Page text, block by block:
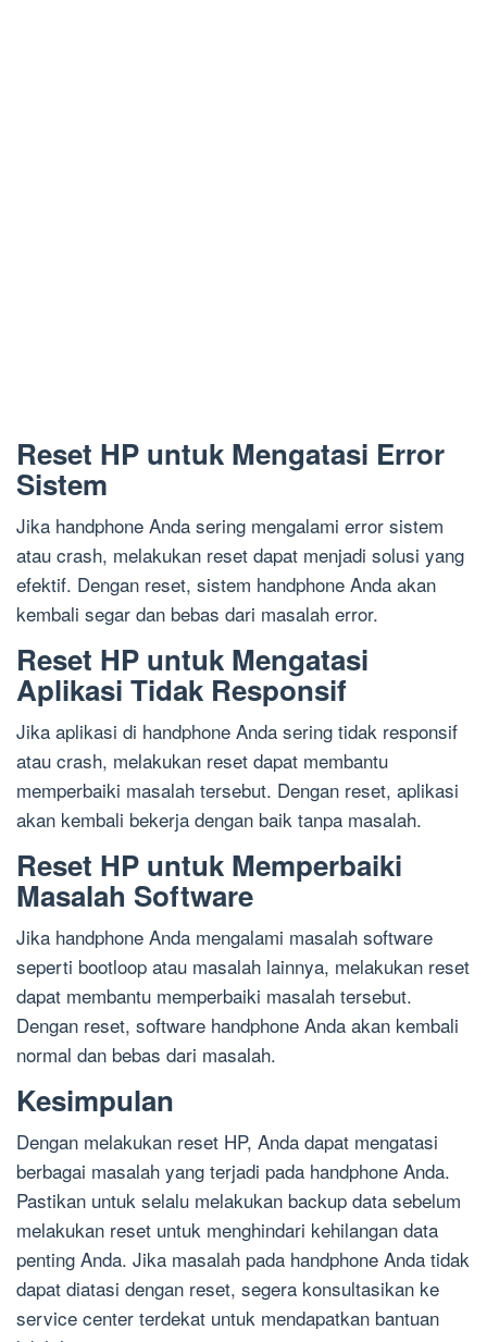
Reset HP untuk Mengatasi Error
Sistem
Jika handphone Anda sering mengalami error sistem
atau crash, melakukan reset dapat menjadi solusi yang
efektif. Dengan reset, sistem handphone Anda akan
kembali segar dan bebas dari masalah error.
Reset HP untuk Mengatasi
Aplikasi Tidak Responsif
Jika aplikasi di handphone Anda sering tidak responsif
atau crash, melakukan reset dapat membantu
memperbaiki masalah tersebut. Dengan reset, aplikasi
akan kembali bekerja dengan baik tanpa masalah.
Reset HP untuk Memperbaiki
Masalah Software
Jika handphone Anda mengalami masalah software
seperti bootloop atau masalah lainnya, melakukan reset
dapat membantu memperbaiki masalah tersebut.
Dengan reset, software handphone Anda akan kembali
normal dan bebas dari masalah.
Kesimpulan
Dengan melakukan reset HP, Anda dapat mengatasi
berbagai masalah yang terjadi pada handphone Anda.
Pastikan untuk selalu melakukan backup data sebelum
melakukan reset untuk menghindari kehilangan data
penting Anda. Jika masalah pada handphone Anda tidak
dapat diatasi dengan reset, segera konsultasikan ke
service center terdekat untuk mendapatkan bantuan